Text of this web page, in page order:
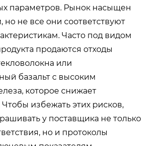
параметров. Рынок насыщен
не все они соответствуют
Часто под видом
продаются отходы
или
базальт с высоким
которое снижает
Чтобы избежать этих рисков,
у поставщика не только
но и протоколы